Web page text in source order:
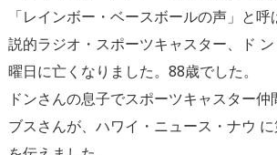
「レインボー・ベースボールの声」と
説的ラジオ・スポーツキャスター、ド
曜日に亡くなりました。88歳でした。
ドンさんの息子でスポーツキャスター仲
ブスさんが、ハワイ・ニュース・ナウ